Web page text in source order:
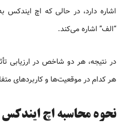
اشاره دارد، در حالی که اچ ایندکس
“الف” اشاره می‌کند.
در نتیجه، هر دو شاخص در ارزیابی
هر کدام در موقعیت‌ها و کاربردهای
نحوه محاسبه اچ ایندکس